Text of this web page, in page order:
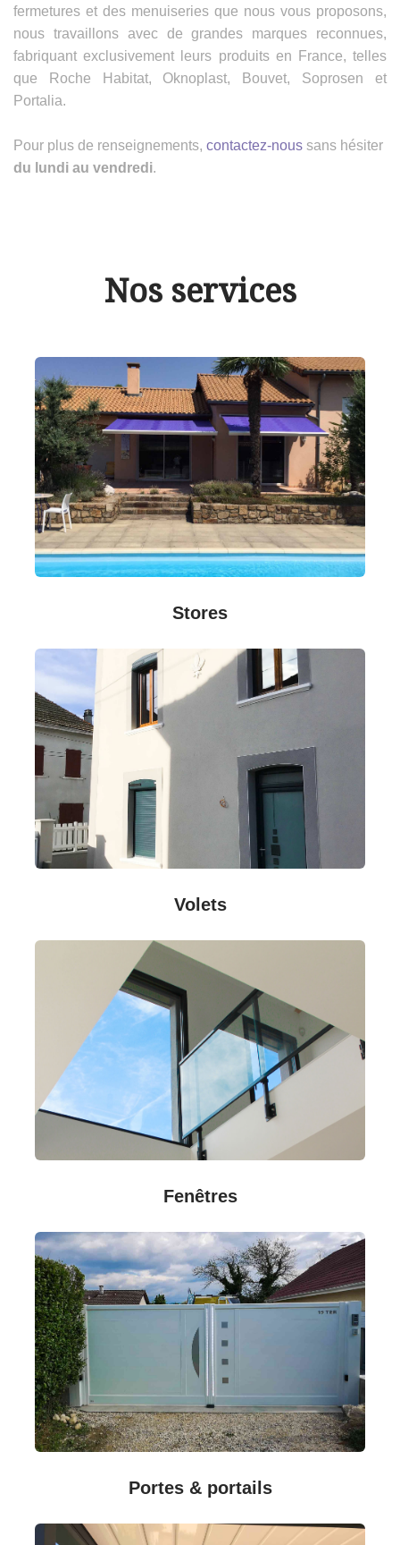
fermetures et des menuiseries que nous vous proposons,
nous travaillons avec de grandes marques reconnues,
fabriquant exclusivement leurs produits en France, telles
que Roche Habitat, Oknoplast, Bouvet, Soprosen et
Portalia.
Pour plus de renseignements, contactez-nous sans hésiter
du lundi au vendredi.
Nos services
Stores
Volets
Fenêtres
Portes & portails